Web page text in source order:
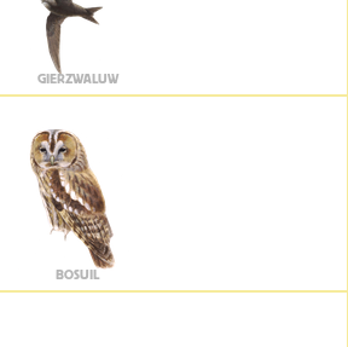
GIERZWALUW
BOSUIL